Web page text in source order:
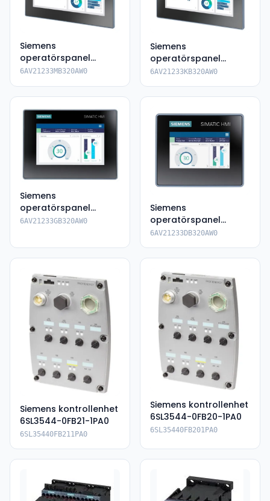
Siemens
operatörspanel
6AV2123-3MB32-
6AV21233MB320AW0
Siemens
operatörspanel
6AV2123-3KB32-0AW0
6AV21233KB320AW0
Siemens
operatörspanel
6AV2123-3GB32-
6AV21233GB320AW0
Siemens
operatörspanel
6AV2123-3DB32-0AW0
6AV21233DB320AW0
Siemens kontrollenhet
6SL3544-0FB21-1PA0
6SL35440FB211PA0
Siemens kontrollenhet
6SL3544-0FB20-1PA0
6SL35440FB201PA0